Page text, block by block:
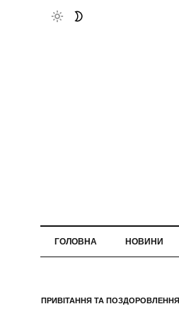
ГОЛОВНА НОВИНИ
ПРИВІТАННЯ ТА ПОЗДОРОВЛЕННЯ